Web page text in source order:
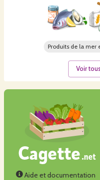
Produits de la mer
Voir
Aide et documentation